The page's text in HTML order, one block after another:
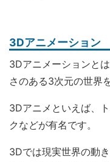
3Dアニメーション
3Dアニメーションと
さのある3次元の世界
3Dアニメといえば、
クなどが有名です。
3Dでは現実世界の動